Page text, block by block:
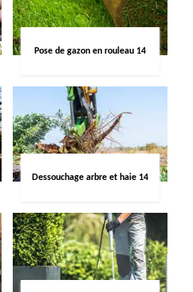
Pose de gazon en rouleau 14
Dessouchage arbre et haie 14